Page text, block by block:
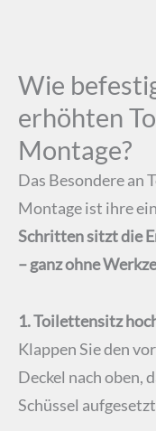
Wie
erhöhten
Montage?
Das Besondere an
Montage ist ihre
Schritten sitzt die
– ganz ohne
1. Toilettensitz
Klappen Sie den
Deckel nach oben,
Schüssel